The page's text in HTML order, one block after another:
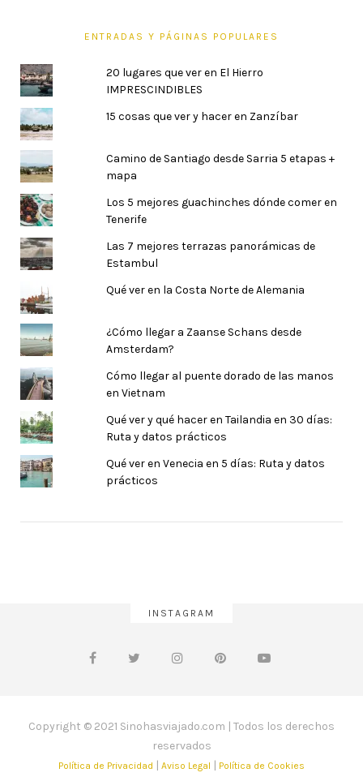
ENTRADAS Y PÁGINAS POPULARES
20 lugares que ver en El Hierro
IMPRESCINDIBLES
15 cosas que ver y hacer en Zanzíbar
Camino de Santiago desde Sarria 5 etapas +
mapa
Los 5 mejores guachinches dónde comer en
Tenerife
Las 7 mejores terrazas panorámicas de
Estambul
Qué ver en la Costa Norte de Alemania
¿Cómo llegar a Zaanse Schans desde
Amsterdam?
Cómo llegar al puente dorado de las manos
en Vietnam
Qué ver y qué hacer en Tailandia en 30 días:
Ruta y datos prácticos
Qué ver en Venecia en 5 días: Ruta y datos
prácticos
INSTAGRAM
Copyright © 2021 Sinohasviajado.com | Todos los derechos
reservados
Política de Privacidad | Aviso Legal | Política de Cookies